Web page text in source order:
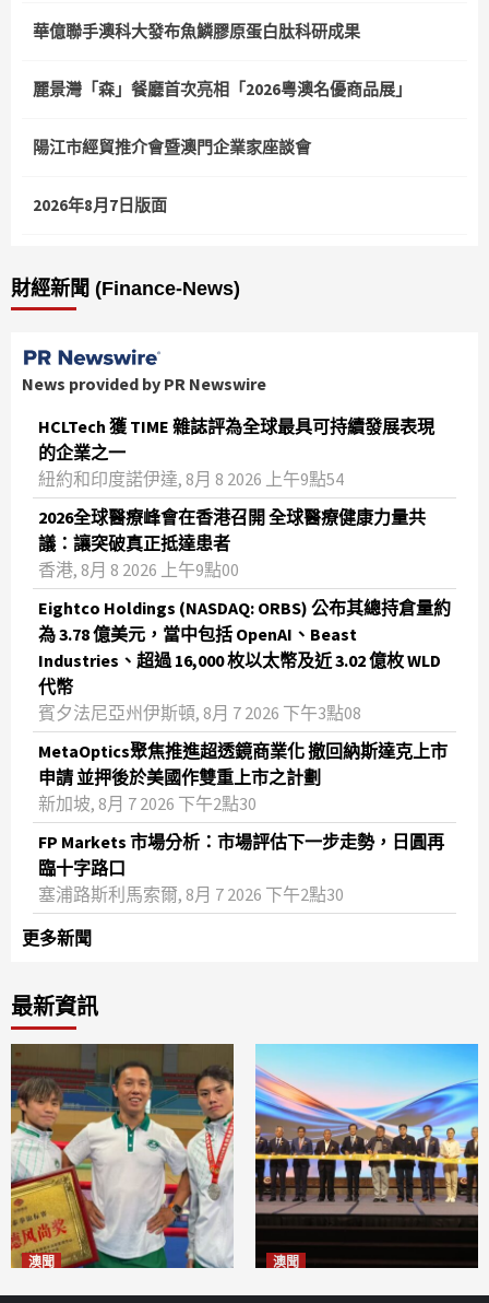
華億聯手澳科大發布魚鱗膠原蛋白肽科研成果
麗景灣「森」餐廳首次亮相「2026粵澳名優商品展」
陽江市經貿推介會暨澳門企業家座談會
2026年8月7日版面
財經新聞 (Finance-News)
News provided by PR Newswire
HCLTech 獲 TIME 雜誌評為全球最具可持續發展表現
的企業之一
紐約和印度諾伊達, 8月 8 2026 上午9點54
2026全球醫療峰會在香港召開 全球醫療健康力量共
議：讓突破真正抵達患者
香港, 8月 8 2026 上午9點00
Eightco Holdings (NASDAQ: ORBS) 公布其總持倉量約
為 3.78 億美元，當中包括 OpenAI、Beast
Industries、超過 16,000 枚以太幣及近 3.02 億枚 WLD
代幣
賓夕法尼亞州伊斯頓, 8月 7 2026 下午3點08
MetaOptics聚焦推進超透鏡商業化 撤回納斯達克上市
申請 並押後於美國作雙重上市之計劃
新加坡, 8月 7 2026 下午2點30
FP Markets 市場分析：市場評估下一步走勢，日圓再
臨十字路口
塞浦路斯利馬索爾, 8月 7 2026 下午2點30
更多新聞
最新資訊
澳聞 澳聞